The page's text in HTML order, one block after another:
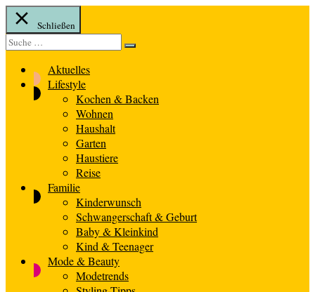
Schließen
Suche
nach:
Suche
Aktuelles
Lifestyle
Kochen & Backen
Wohnen
Haushalt
Garten
Haustiere
Reise
Familie
Kinderwunsch
Schwangerschaft & Geburt
Baby & Kleinkind
Kind & Teenager
Mode & Beauty
Modetrends